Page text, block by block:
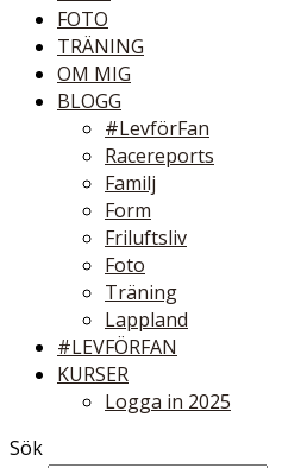
FOTO
TRÄNING
OM MIG
BLOGG
#LevförFan
Racereports
Familj
Form
Friluftsliv
Foto
Träning
Lappland
#LEVFÖRFAN
KURSER
Logga in 2025
Sök